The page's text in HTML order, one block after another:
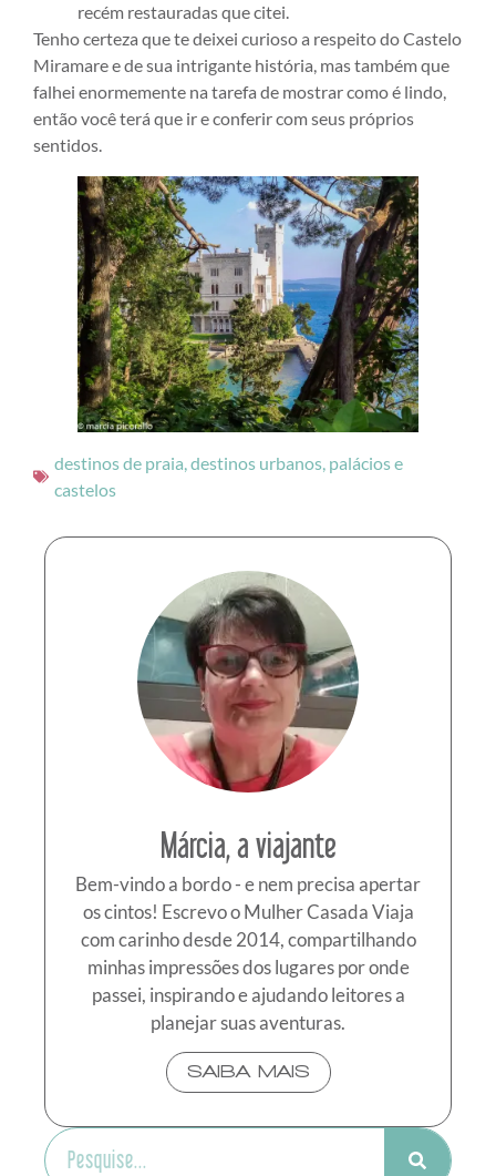
recém restauradas que citei.
Tenho certeza que te deixei curioso a respeito do Castelo
Miramare e de sua intrigante história, mas também que
falhei enormemente na tarefa de mostrar como é lindo,
então você terá que ir e conferir com seus próprios
sentidos.
destinos de praia,destinos urbanos, palácios e
castelos
Márcia, a viajante
Bem-vindo a bordo - e nem precisa apertar
os cintos! Escrevo o Mulher Casada Viaja
com carinho desde 2014, compartilhando
minhas impressões dos lugares por onde
passei, inspirando e ajudando leitores a
planejar suas aventuras.
SAIBA MAIS